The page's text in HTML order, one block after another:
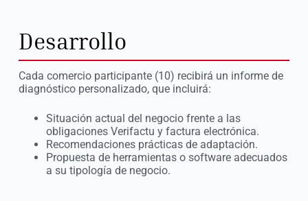
Desarrollo
Cada comercio participante (10) recibirá un informe de
diagnóstico personalizado, que incluirá:
Situación actual del negocio frente a las
obligaciones Verifactu y factura electrónica.
Recomendaciones prácticas de adaptación.
Propuesta de herramientas o software adecuados
a su tipología de negocio.